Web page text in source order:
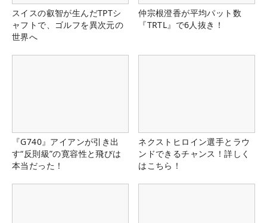
スイスの叡智が生んだTPTシ
ャフトで、ゴルフを異次元の
世界へ
仲宗根澄香が平均パット数
『TRTL』で6人抜き！
『G740』アイアンが引き出
す“反則級”の寛容性と飛びは
本当だった！
ネクストヒロイン選手とラウ
ンドできるチャンス！詳しく
はこちら！